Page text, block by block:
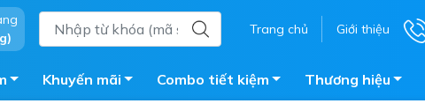
Trang chủ Giới thiệu
Khuyến mãi Combo tiết kiệm Thương hiệu